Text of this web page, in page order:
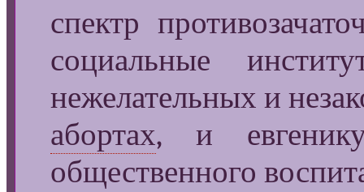
спектр
социальные
нежелательных и
абортах, и
общественного